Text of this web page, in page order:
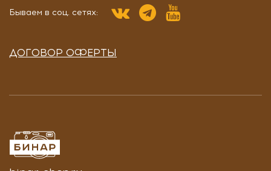
Бываем в соц. сетях:
ДОГОВОР ОФЕРТЫ